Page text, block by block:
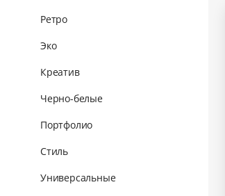
Ретро
Эко
Креатив
Черно-белые
Портфолио
Стиль
Универсальные